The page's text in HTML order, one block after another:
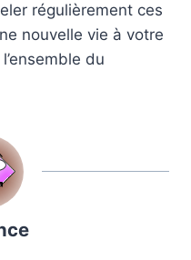
régulièrement ces
nouvelle vie à votre
du